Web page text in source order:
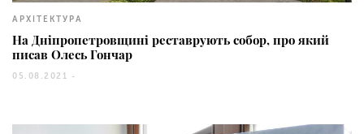
АРХІТЕКТУРА
На Дніпропетровщині реставрують собор, про який
писав Олесь Гончар
05.08.2021 -